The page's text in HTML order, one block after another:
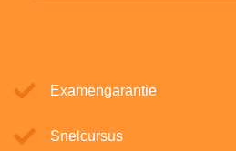
Examengarantie
Snelcursus